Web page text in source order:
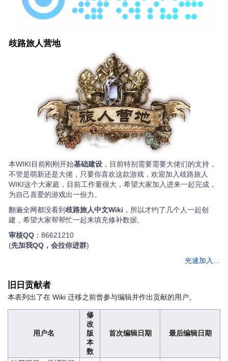
歧路旅人营地
本WIKI目前刚刚开始基础建设 ，目前特别需要需要大佬们的支持，
不管是萌新还是大佬，只要你喜欢这款游戏，欢迎加入歧路旅人
WIKI这个大家庭，目前工作量很大，希望大家加入进来一起完成，
为自己喜爱的游戏出一份力。
翻遍全网都没看到歧路旅人中文Wiki ，所以才约了几个人一起创
建，希望大家帮帮忙一起来填充修补数据。
审核QQ ：86621210
(先加我QQ，会拉你进群)
光速加入...
旧日贡献者
本表列出了在 Wiki 迁移之前曾参与编辑并作出贡献的用户。
用户名
修
改
版
本
数
首次编辑日期 最后编辑日期